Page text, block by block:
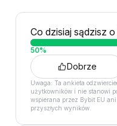
Co dzisiaj sądzisz
50%
Dobrze
Uwaga: Ta ankieta
użytkowników i nie stanowi
wspierana przez Bybit EU
przyszłych wyników.